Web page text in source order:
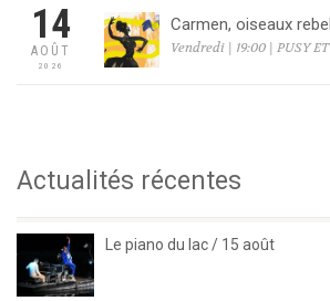
14
AOÛT
2026
Carmen, oiseaux
Vendredi | 19:00 | PUSY
Actualités récentes
Le piano du lac / 15 août